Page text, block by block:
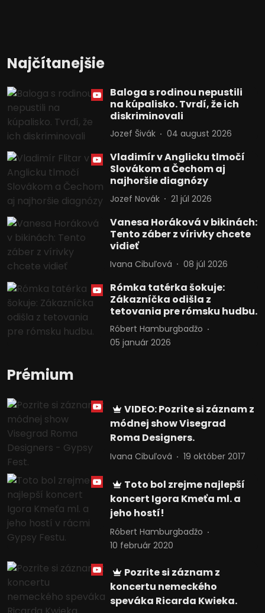
Najčítanejšie
Baloga s rodinou nepustili
na kúpalisko. Tvrdí, že ich
diskriminovali
Jozef Šivák 04 august 2026
Vladimír v Anglicku tlmočí
Slovákom a Čechom aj
najhoršie diagnózy
Jozef Novák 21 júl 2026
Vanesa Horáková v bikinách:
Tento záber z vírivky chcete
vidieť
Ivana Cibuľová 08 júl 2026
Rómka tatérka šokuje:
Zákazníčka odišla z
tetovania pre rómsku hudbu.
Róbert Hamburgbadžo
05 január 2026
Prémium
VIDEO: Pozrite si záznam z
módnej show Visegrad
Roma Designers.
Ivana Cibuľová 19 október 2017
Toto bol zrejme najlepší
koncert Igora Kmeťa ml. a
jeho hostí!
Róbert Hamburgbadžo
10 február 2020
Pozrite si záznam z
koncertu nemeckého
speváka Ricarda Kwieka.